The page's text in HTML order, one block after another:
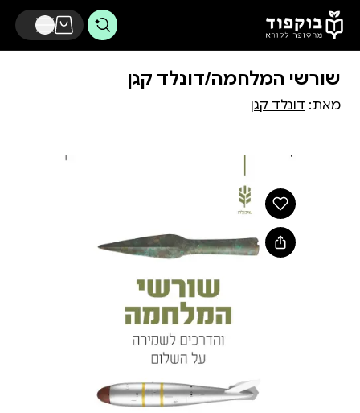
דלג לתוכן הראשי
שורשי המלחמה/דונלד קגן
מאת: דונלד קגן